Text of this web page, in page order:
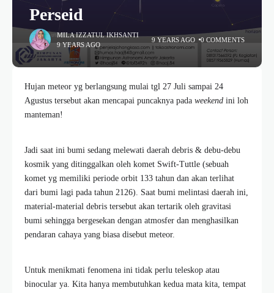
Perseid
MILA IZZATUL IKHSANTI
9 YEARS AGO
9 YEARS AGO 0 COMMENTS
Hujan meteor yg berlangsung mulai tgl 27 Juli sampai 24
Agustus tersebut akan mencapai puncaknya pada weekend ini loh
manteman!
Jadi saat ini bumi sedang melewati daerah debris & debu-debu
kosmik yang ditinggalkan oleh komet Swift-Tuttle (sebuah
komet yg memiliki periode orbit 133 tahun dan akan terlihat
dari bumi lagi pada tahun 2126). Saat bumi melintasi daerah ini,
material-material debris tersebut akan tertarik oleh gravitasi
bumi sehingga bergesekan dengan atmosfer dan menghasilkan
pendaran cahaya yang biasa disebut meteor.
Untuk menikmati fenomena ini tidak perlu teleskop atau
binocular ya. Kita hanya membutuhkan kedua mata kita, tempat